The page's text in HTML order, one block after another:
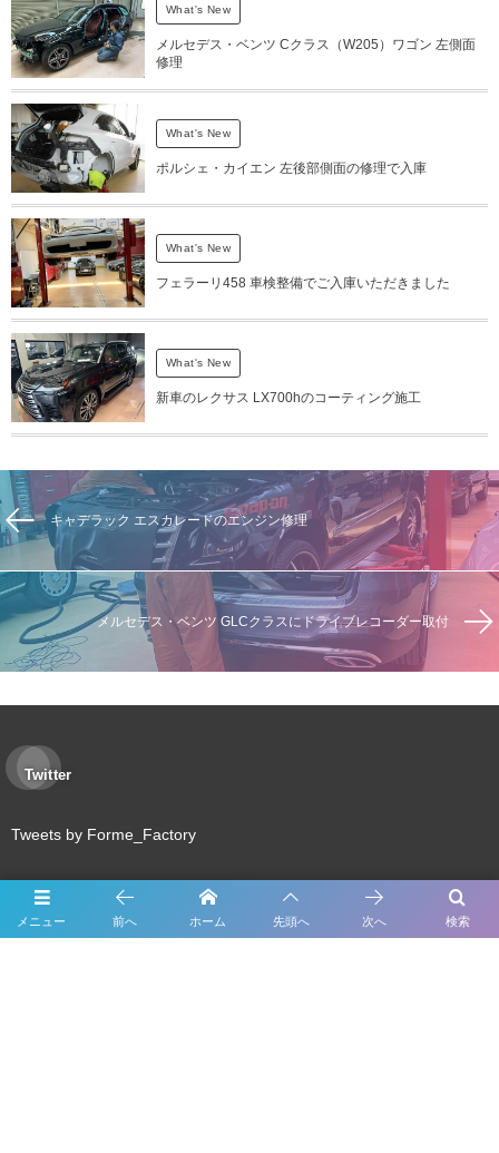
What's New
メルセデス・ベンツ Cクラス（W205）ワゴン 左側面
修理
What's New
ポルシェ・カイエン 左後部側面の修理で入庫
What's New
フェラーリ458 車検整備でご入庫いただきました
What's New
新車のレクサス LX700hのコーティング施工
キャデラック エスカレードのエンジン修理
メルセデス・ベンツ GLCクラスにドライブレコーダー取付
Twitter
Tweets by Forme_Factory
メニュー 検索
前へ ホーム 先頭へ 次へ